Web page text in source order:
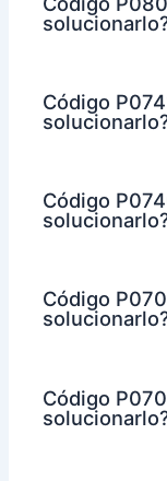
Código
Código
Código
Código